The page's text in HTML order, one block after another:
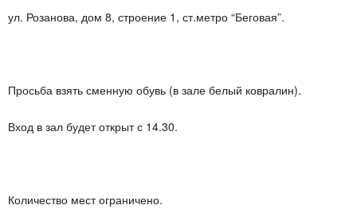
ул. Розанова, дом 8, строение 1, ст.метро “Беговая”.
Просьба взять сменную обувь (в зале белый ковралин).
Вход в зал будет открыт с 14.30.
Количество мест ограничено.